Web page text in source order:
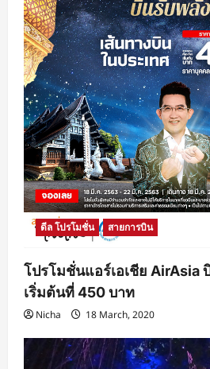
ดีล โปรโมชั่น สายการบิน
โปรโมชั่นแอร์เอเชีย AirAsia
เริ่มต้นที่ 450 บาท
Nicha 18 March, 2020